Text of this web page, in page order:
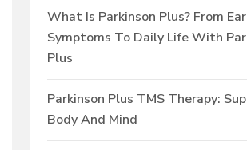
What Is Parkinson Plus? From
Symptoms To Daily Life With
Plus
Parkinson Plus TMS Therapy:
Body And Mind